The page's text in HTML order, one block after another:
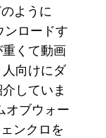
ように
ンロードす
くて動画
向けにダ
していま
オブウォー
ンクロを